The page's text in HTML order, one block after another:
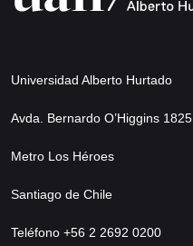
Universidad Alberto Hurtado
Avda. Bernardo O’Higgins 1825
Metro Los Héroes
Santiago de Chile
Teléfono +56 2 2692 0200